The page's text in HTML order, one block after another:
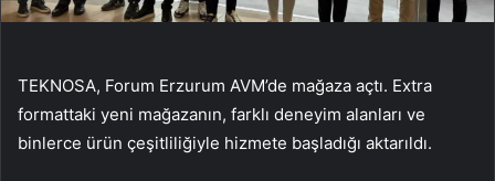
TEKNOSA, Forum Erzurum AVM’de mağaza açtı. Extra
formattaki yeni mağazanın, farklı deneyim alanları ve
binlerce ürün çeşitliliğiyle hizmete başladığı aktarıldı.